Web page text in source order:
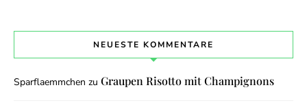
NEUESTE KOMMENTARE
Sparflaemmchen zu Graupen Risotto mit Champignons